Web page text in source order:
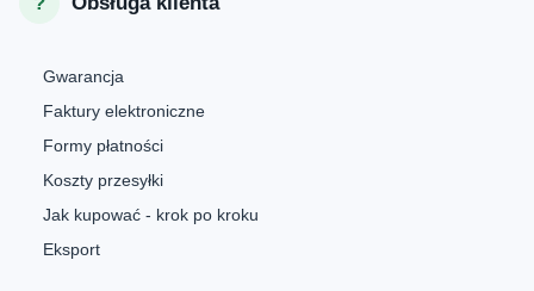
Gwarancja
Faktury elektroniczne
Formy płatności
Koszty przesyłki
Jak kupować - krok po kroku
Eksport